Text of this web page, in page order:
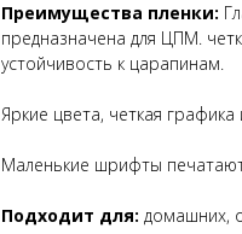
Преимущества пленки:
предназначена для ЦПМ.
устойчивость к царапинам.
Яркие цвета, четкая
Маленькие шрифты
Подходит для: домашних,